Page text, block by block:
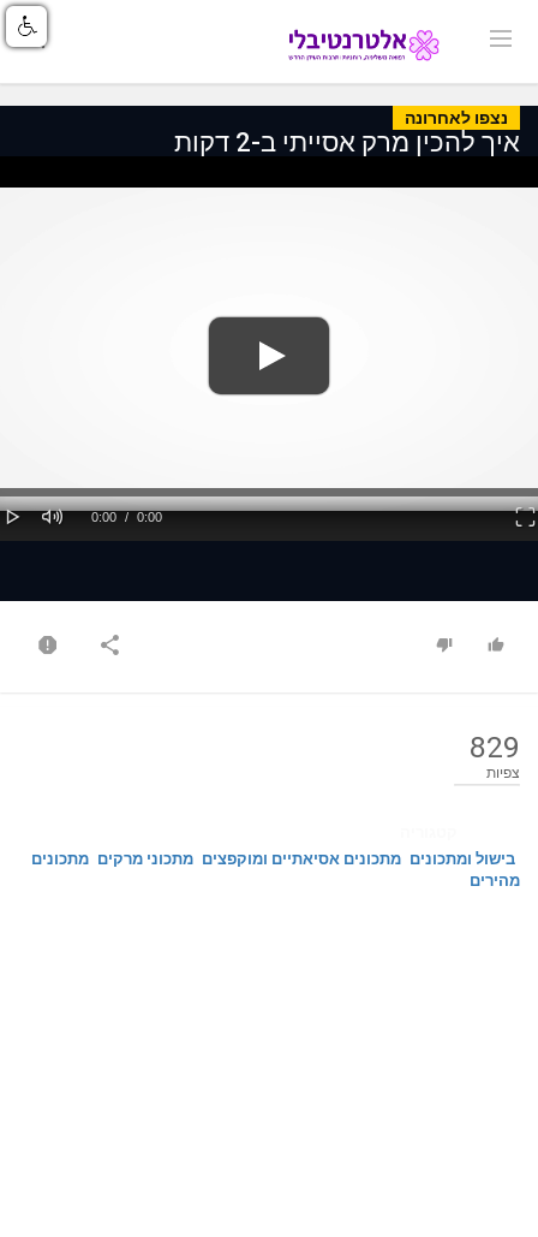
נצפו לאחרונה
איך להכין מרק אסייתי ב-2 דקות
Mute
Current
0:00 /
Duration
0:00
Fullscreen
829
צפיות
בישול ומתכונים מתכונים אסיאתיים ומוקפצים מתכוני מרקים מתכונים
מהירים